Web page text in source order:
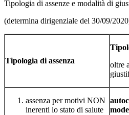
Tipologia di assenze e modalità di
(determina dirigenziale del 30/09/
Tipologia di assenza
oltre
assenza per motivi NON
inerenti lo stato di salute